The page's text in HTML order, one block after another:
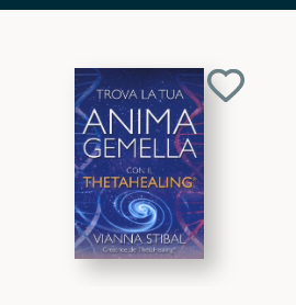
Aggiungi